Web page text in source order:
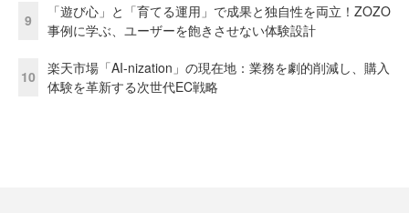
9
「遊び心」と「育てる運用」で成果と独自性を両立！ZOZO
事例に学ぶ、ユーザーを飽きさせない体験設計
10
楽天市場「AI-nization」の現在地：業務を劇的削減し、購入
体験を革新する次世代EC戦略